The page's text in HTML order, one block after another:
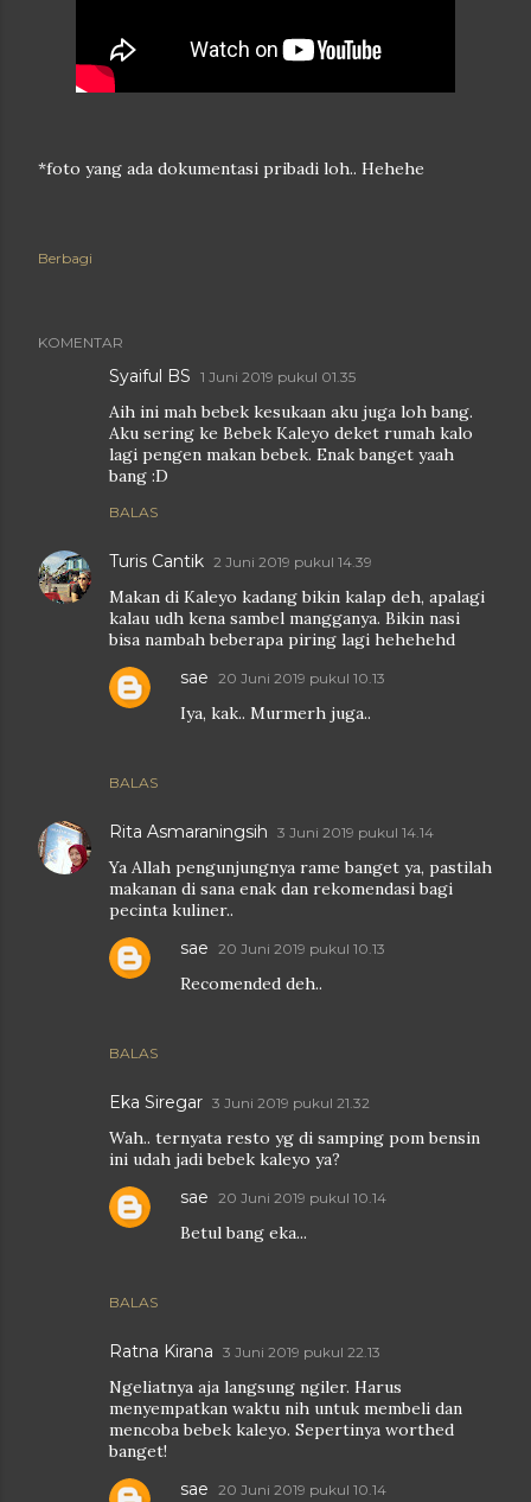
*foto yang ada dokumentasi pribadi loh.. Hehehe
Berbagi
KOMENTAR
Syaiful BS 1 Juni 2019 pukul 01.35
Aih ini mah bebek kesukaan aku juga loh bang.
Aku sering ke Bebek Kaleyo deket rumah kalo
lagi pengen makan bebek. Enak banget yaah
bang :D
BALAS
Turis Cantik 2 Juni 2019 pukul 14.39
Makan di Kaleyo kadang bikin kalap deh, apalagi
kalau udh kena sambel mangganya. Bikin nasi
bisa nambah beberapa piring lagi hehehehd
BALAS
sae 20 Juni 2019 pukul 10.13
Iya, kak.. Murmerh juga..
Rita Asmaraningsih 3 Juni 2019 pukul 14.14
Ya Allah pengunjungnya rame banget ya, pastilah
makanan di sana enak dan rekomendasi bagi
pecinta kuliner..
BALAS
sae 20 Juni 2019 pukul 10.13
Recomended deh..
Eka Siregar 3 Juni 2019 pukul 21.32
Wah.. ternyata resto yg di samping pom bensin
ini udah jadi bebek kaleyo ya?
BALAS
sae 20 Juni 2019 pukul 10.14
Betul bang eka...
Ratna Kirana 3 Juni 2019 pukul 22.13
Ngeliatnya aja langsung ngiler. Harus
menyempatkan waktu nih untuk membeli dan
mencoba bebek kaleyo. Sepertinya worthed
banget!
sae 20 Juni 2019 pukul 10.14